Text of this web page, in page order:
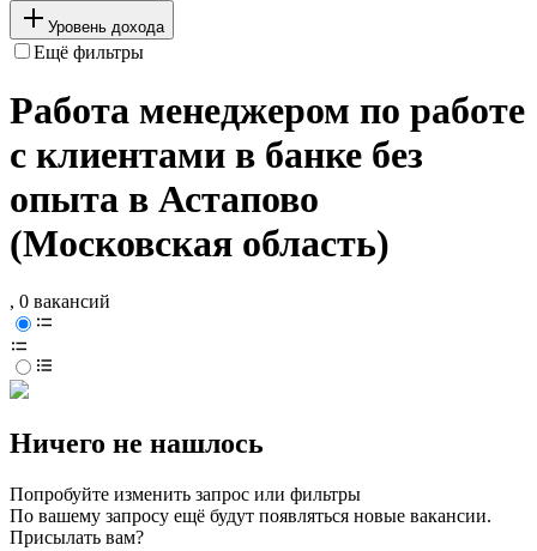
Уровень дохода
Ещё фильтры
Работа менеджером по работе
с клиентами в банке без
опыта в Астапово
(Московская область)
, 0 вакансий
Ничего не нашлось
Попробуйте изменить запрос или фильтры
По вашему запросу ещё будут появляться новые вакансии.
Присылать вам?